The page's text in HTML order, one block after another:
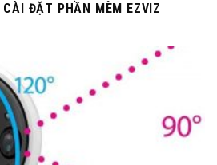
CÀI ĐẶT PHẦN MÈM EZVIZ